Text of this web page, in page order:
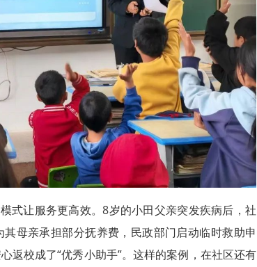
式让服务更高效。8岁的小田父亲突发疾病后，社
母亲承担部分抚养费，民政部门启动临时救助申
返校成了“优秀小助手”。这样的案例，在社区还有